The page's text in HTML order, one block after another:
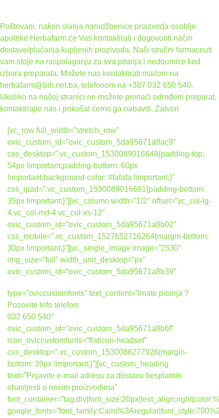
Poštovani, nakon slanja narudžbenice proizvoda osoblje
apoteke Herbafarm će Vas kontaktirati i dogovoriti način
dostave/plaćanja kupljenih prozivoda. Naši stručni farmaceuti
vam stoje na raspolaganju za sva pitanja i nedoumice kod
izbora preparata. Možete nas kontaktirati mailom na
herbafarm@bih.net.ba, telefonom na +387 032 650 540.
Ukoliko na našoj stranici ne možete pronaći određeni preparat,
kontaktirajte nas i pokušat ćemo ga nabaviti. Zatvori
[vc_row full_width=”stretch_row”
ovic_custom_id=”ovic_custom_5da95671a8ac9″
css_desktop=”.vc_custom_1530089016648{padding-top:
54px !important;padding-bottom: 60px
!important;background-color: #fafafa !important;}”
css_ipad=”.vc_custom_1530089016691{padding-bottom:
35px !important;}”][vc_column width=”1/2″ offset=”vc_col-lg-
4 vc_col-md-4 vc_col-xs-12″
ovic_custom_id=”ovic_custom_5da95671a8b02″
css_mobile=”.vc_custom_1527652716264{margin-bottom:
30px !important;}”][vc_single_image image=”2530″
img_size=”full” width_unit_desktop=”px”
ovic_custom_id=”ovic_custom_5da95671a8b39″
type=”oviccustomfonts” text_content=”Imate pitanja ?
Pozovite Info telefon:
032 650 540″
ovic_custom_id=”ovic_custom_5da95671a8b6f”
icon_oviccustomfonts=”flaticon-headset”
css_desktop=”.vc_custom_1530086277926{margin-
bottom: 39px !important;}”][vc_custom_heading
text=”Prijavite e-mail adresu za dostavu besplatnih
obavijesti o novim proizvodima”